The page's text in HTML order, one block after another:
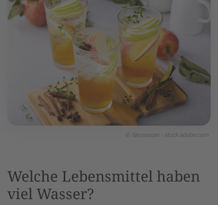
© fahrwasser - stock.adobe.com
Welche Lebensmittel haben
viel Wasser?